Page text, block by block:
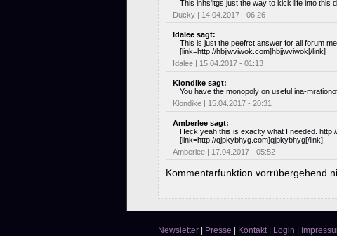
This inhs'itgs just the way to kick life into this
Ducky | 14.04.2017 - 06:26
Idalee sagt:
This is just the peefrct answer for all forum
[link=http://hbjjwviwok.com]hbjjwviwok[/link]
Idalee | 15.04.2017 - 01:13
Klondike sagt:
You have the monopoly on useful ina-
Klondike | 15.04.2017 - 20:31
Amberlee sagt:
Heck yeah this is exaclty what I needed.
[link=http://qjpkybhyg.com]qjpkybhyg[/link]
Amberlee | 17.04.2017 - 05:52
Kommentarfunktion vorrübergehend
Newsletter Presse Kontakt| Login